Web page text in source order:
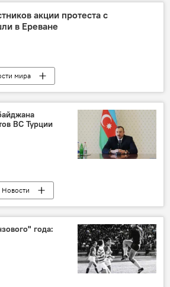
акции протеста с
в Ереване
мира
ВС Турции
Новости
года: